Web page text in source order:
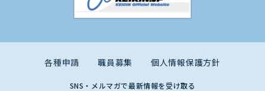
各種申請 職員募集 個人情報保護方針
SNS・メルマガで最新情報を受け取る